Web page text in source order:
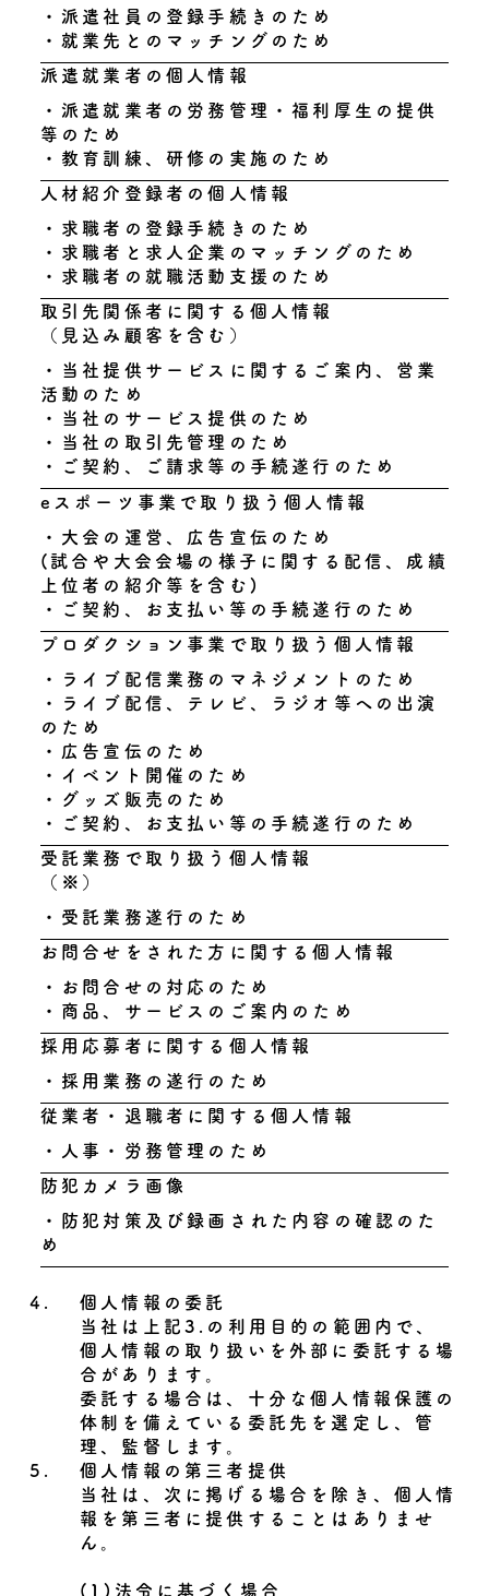
4.
個人情報の委託
当社は上記3.の利用目的の範囲内で、
個人情報の取り扱いを外部に委託する場
合があります。
委託する場合は、十分な個人情報保護の
体制を備えている委託先を選定し、管
理、監督します。
5.
個人情報の第三者提供
当社は、次に掲げる場合を除き、個人情
報を第三者に提供することはありませ
ん。
(1)法令に基づく場合
・派遣社員の登録手続きのため
・就業先とのマッチングのため
派遣就業者の個人情報
・派遣就業者の労務管理・福利厚生の提供
等のため
・教育訓練、研修の実施のため
人材紹介登録者の個人情報
・求職者の登録手続きのため
・求職者と求人企業のマッチングのため
・求職者の就職活動支援のため
取引先関係者に関する個人情報
（見込み顧客を含む）
・当社提供サービスに関するご案内、営業
活動のため
・当社のサービス提供のため
・当社の取引先管理のため
・ご契約、ご請求等の手続遂行のため
eスポーツ事業で取り扱う個人情報
・大会の運営、広告宣伝のため
(試合や大会会場の様子に関する配信、成績
上位者の紹介等を含む)
・ご契約、お支払い等の手続遂行のため
プロダクション事業で取り扱う個人情報
・ライブ配信業務のマネジメントのため
・ライブ配信、テレビ、ラジオ等への出演
のため
・広告宣伝のため
・イベント開催のため
・グッズ販売のため
・ご契約、お支払い等の手続遂行のため
受託業務で取り扱う個人情報
（※）
・受託業務遂行のため
お問合せをされた方に関する個人情報
・お問合せの対応のため
・商品、サービスのご案内のため
採用応募者に関する個人情報
・採用業務の遂行のため
従業者・退職者に関する個人情報
・人事・労務管理のため
防犯カメラ画像
・防犯対策及び録画された内容の確認のた
め